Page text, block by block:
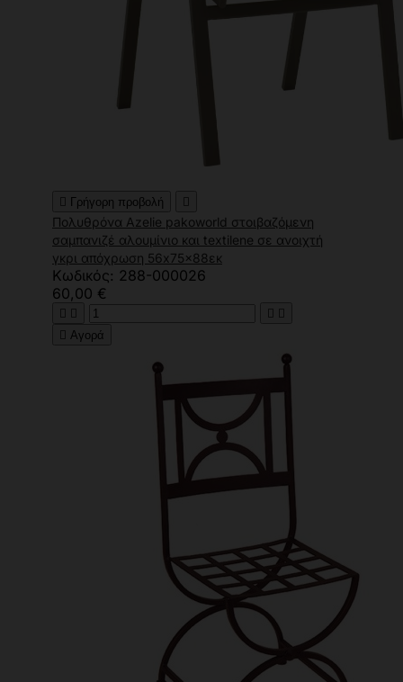
 Γρήγορη προβολή 
Πολυθρόνα Azelie pakoworld στοιβαζόμενη
σαμπανιζέ αλουμίνιο και textilene σε ανοιχτή
γκρι απόχρωση 56x75x88εκ
Κωδικός: 288-000026
60,00 €
   
 Αγορά